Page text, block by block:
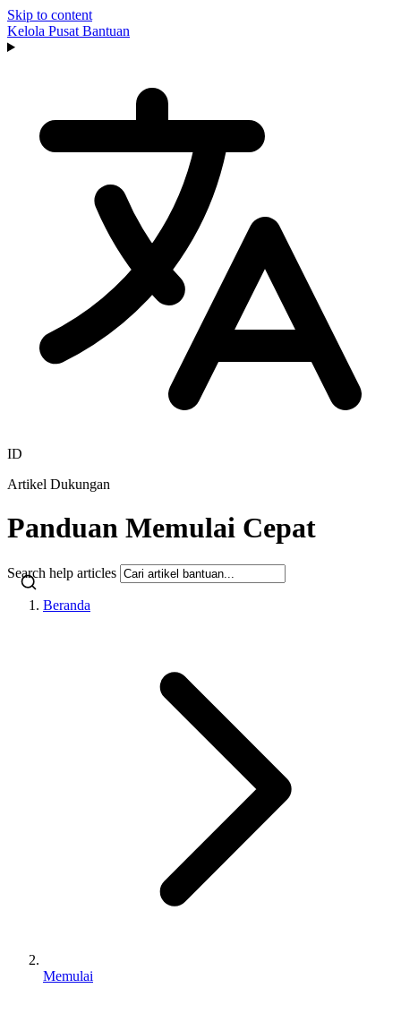
Skip to content
Kelola Pusat Bantuan
ID
Artikel Dukungan
Panduan Memulai Cepat
Search help articles
Beranda
Memulai